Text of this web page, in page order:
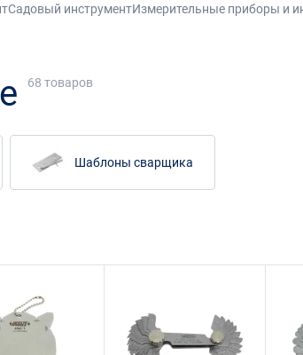
Садовый инструментИзмерительные приборы и
68 товаров
Шаблоны сварщика